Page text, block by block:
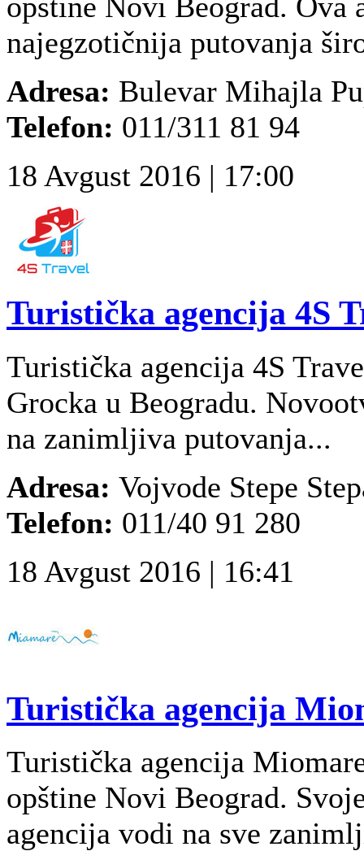
najegzotičnija putovanja
Adresa: Bulevar Mihajla
Telefon: 011/311 81 94
18 Avgust 2016 | 17:00
Turistička agencija 4S
Turistička agencija 4S
Grocka u Beogradu.
na zanimljiva putovanja...
Adresa: Vojvode Stepe
Telefon: 011/40 91 280
18 Avgust 2016 | 16:41
Turistička agencija
Turistička agencija
opštine Novi Beograd.
agencija vodi na sve